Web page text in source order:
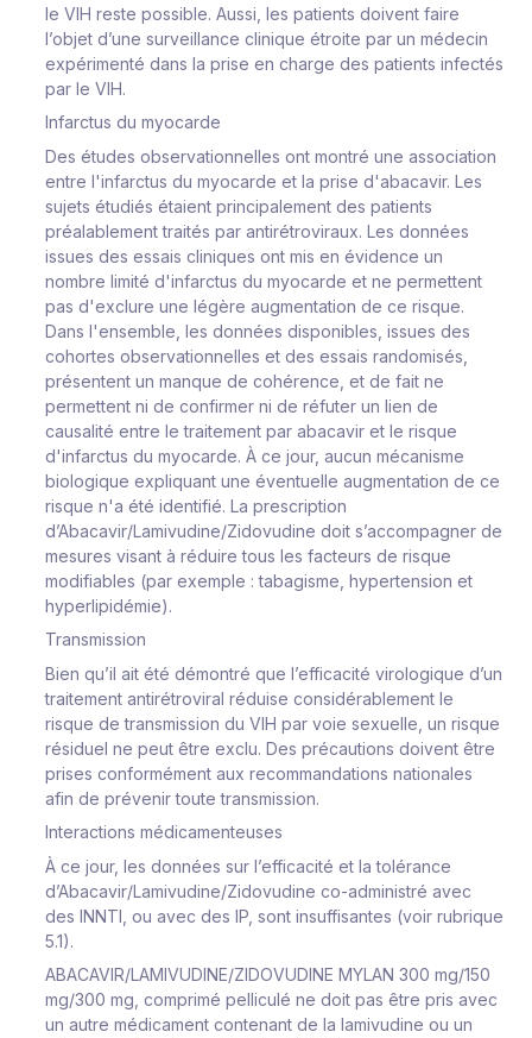
le VIH reste possible. Aussi, les patients doivent faire
l’objet d’une surveillance clinique étroite par un médecin
expérimenté dans la prise en charge des patients infectés
par le VIH.
Infarctus du myocarde
Des études observationnelles ont montré une association
entre l'infarctus du myocarde et la prise d'abacavir. Les
sujets étudiés étaient principalement des patients
préalablement traités par antirétroviraux. Les données
issues des essais cliniques ont mis en évidence un
nombre limité d'infarctus du myocarde et ne permettent
pas d'exclure une légère augmentation de ce risque.
Dans l'ensemble, les données disponibles, issues des
cohortes observationnelles et des essais randomisés,
présentent un manque de cohérence, et de fait ne
permettent ni de confirmer ni de réfuter un lien de
causalité entre le traitement par abacavir et le risque
d'infarctus du myocarde. À ce jour, aucun mécanisme
biologique expliquant une éventuelle augmentation de ce
risque n'a été identifié. La prescription
d’Abacavir/Lamivudine/Zidovudine doit s’accompagner de
mesures visant à réduire tous les facteurs de risque
modifiables (par exemple : tabagisme, hypertension et
hyperlipidémie).
Transmission
Bien qu’il ait été démontré que l’efficacité virologique d’un
traitement antirétroviral réduise considérablement le
risque de transmission du VIH par voie sexuelle, un risque
résiduel ne peut être exclu. Des précautions doivent être
prises conformément aux recommandations nationales
afin de prévenir toute transmission.
Interactions médicamenteuses
À ce jour, les données sur l’efficacité et la tolérance
d’Abacavir/Lamivudine/Zidovudine co-administré avec
des INNTI, ou avec des IP, sont insuffisantes (voir rubrique
5.1).
ABACAVIR/LAMIVUDINE/ZIDOVUDINE MYLAN 300 mg/150
mg/300 mg, comprimé pelliculé ne doit pas être pris avec
un autre médicament contenant de la lamivudine ou un